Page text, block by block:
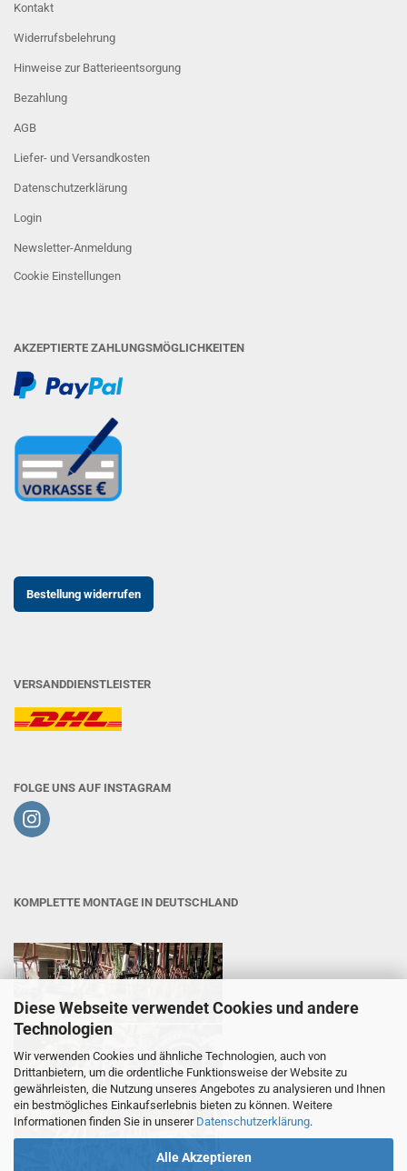
Diese Webseite verwendet Cookies und andere
Technologien
Wir verwenden Cookies und ähnliche Technologien, auch von
Drittanbietern, um die ordentliche Funktionsweise der Website zu
gewährleisten, die Nutzung unseres Angebotes zu analysieren und Ihnen
ein bestmögliches Einkaufserlebnis bieten zu können. Weitere
Informationen finden Sie in unserer Datenschutzerklärung.
Alle Akzeptieren
Kontakt
Widerrufsbelehrung
Hinweise zur Batterieentsorgung
Bezahlung
AGB
Liefer- und Versandkosten
Datenschutzerklärung
Login
Newsletter-Anmeldung
Cookie Einstellungen
AKZEPTIERTE ZAHLUNGSMÖGLICHKEITEN
Bestellung widerrufen
VERSANDDIENSTLEISTER
FOLGE UNS AUF INSTAGRAM
KOMPLETTE MONTAGE IN DEUTSCHLAND